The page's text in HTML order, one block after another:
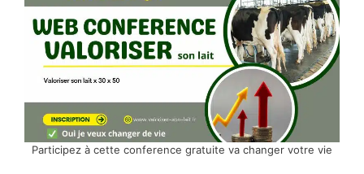
Participez à cette conference gratuite va changer votre vie